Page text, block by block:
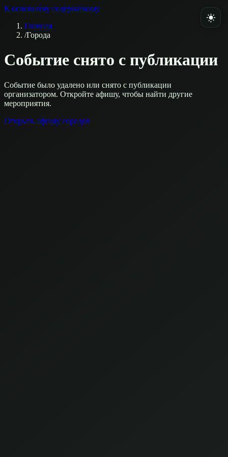
К основному содержимому
Главная
/Города
Событие снято с публикации
Событие было удалено или снято с публикации
организатором. Откройте афишу, чтобы найти другие
мероприятия.
Открыть афишу городов